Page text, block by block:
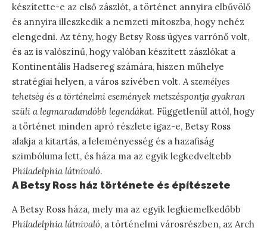
készítette-e az első zászlót, a történet annyira elbűvölő
és annyira illeszkedik a nemzeti mítoszba, hogy nehéz
elengedni. Az tény, hogy Betsy Ross ügyes varrónő volt,
és az is valószínű, hogy valóban készített zászlókat a
Kontinentális Hadsereg számára, hiszen műhelye
stratégiai helyen, a város szívében volt. A személyes
tehetség és a történelmi események metszéspontja gyakran
szüli a legmaradandóbb legendákat. Függetlenül attól, hogy
a történet minden apró részlete igaz-e, Betsy Ross
alakja a kitartás, a leleményesség és a hazafiság
szimbóluma lett, és háza ma az egyik legkedveltebb
Philadelphia látnivaló.
A Betsy Ross ház története és építészete
A Betsy Ross háza, mely ma az egyik legkiemelkedőbb
Philadelphia látnivaló, a történelmi városrészben, az Arch